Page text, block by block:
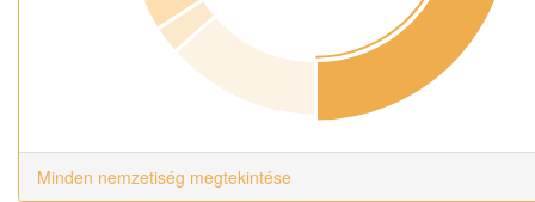
Minden nemzetiség megtekintése